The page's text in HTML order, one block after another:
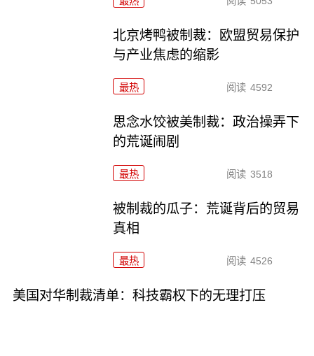
北京烤鸭被制裁：欧盟贸易保护
与产业焦虑的缩影
最热 阅读 4592
思念水饺被美制裁：政治操弄下
的荒诞闹剧
最热 阅读 3518
被制裁的瓜子：荒诞背后的贸易
真相
最热 阅读 4526
美国对华制裁清单：科技霸权下的无理打压